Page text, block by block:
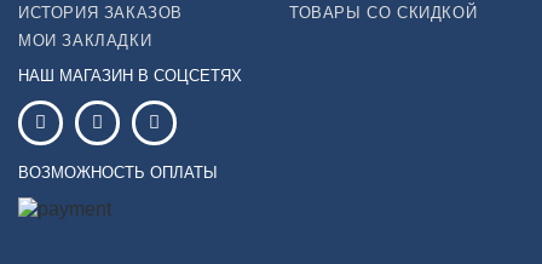
ИСТОРИЯ ЗАКАЗОВ
МОИ ЗАКЛАДКИ
ТОВАРЫ СО СКИДКОЙ
НАШ МАГАЗИН В СОЦСЕТЯХ
ВОЗМОЖНОСТЬ ОПЛАТЫ